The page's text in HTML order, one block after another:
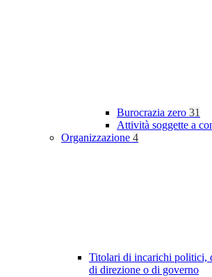
Burocrazia zero 31
Attività soggette a
Organizzazione 4
Titolari di incarichi politici,
di direzione o di governo